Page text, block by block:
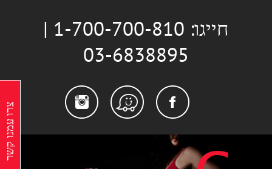
חייגו: 1-700-700-810 |
03-6838895
Facebook
Waze
צרו עמנו קשר